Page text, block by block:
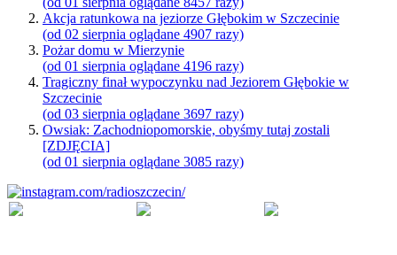
Akcja ratunkowa na jeziorze Głębokim w Szczecinie
(od 02 sierpnia oglądane 4907 razy)
Pożar domu w Mierzynie
(od 01 sierpnia oglądane 4196 razy)
Tragiczny finał wypoczynku nad Jeziorem Głębokie w
Szczecinie
(od 03 sierpnia oglądane 3697 razy)
Owsiak: Zachodniopomorskie, obyśmy tutaj zostali
[ZDJĘCIA]
(od 01 sierpnia oglądane 3085 razy)